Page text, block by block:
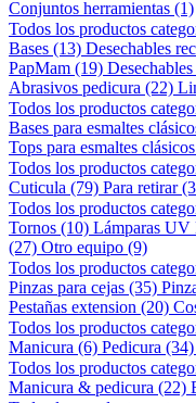
Conjuntos herramientas (1)
Todos los productos
Bases (13) Desechables
PapMam (19)
Abrasivos pedicura (22)
Todos los productos
Bases para esmaltes
Tops para esmaltes
Todos los productos
Cuticula (79) Para retirar
Todos los productos
Tornos (10) Lámparas
(27) Otro equipo (9)
Todos los productos
Pinzas para cejas (35)
Pestañas extension (20)
Todos los productos
Manicura (6) Pedicura (34)
Todos los productos
Manicura & pedicura (22)